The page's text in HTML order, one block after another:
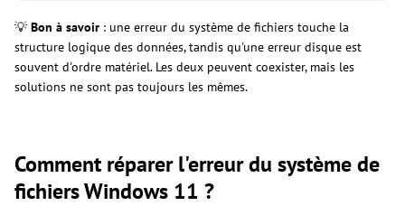
💡 Bon à savoir : une erreur du système de fichiers touche la
structure logique des données, tandis qu'une erreur disque est
souvent d'ordre matériel. Les deux peuvent coexister, mais les
solutions ne sont pas toujours les mêmes.
Comment réparer l'erreur du système de
fichiers Windows 11 ?